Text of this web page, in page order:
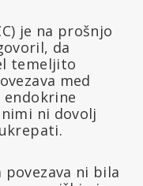
je na prošnjo
da
temeljito
med
ni dovolj
povezava ni bila